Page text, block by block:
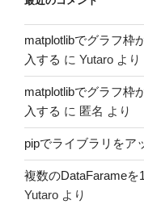
matplotlibでグラフ枠
入する に Yutaro より
matplotlibでグラフ枠
入する に 匿名 より
pipでライブラリをア
複数のDataFarame
Yutaro より